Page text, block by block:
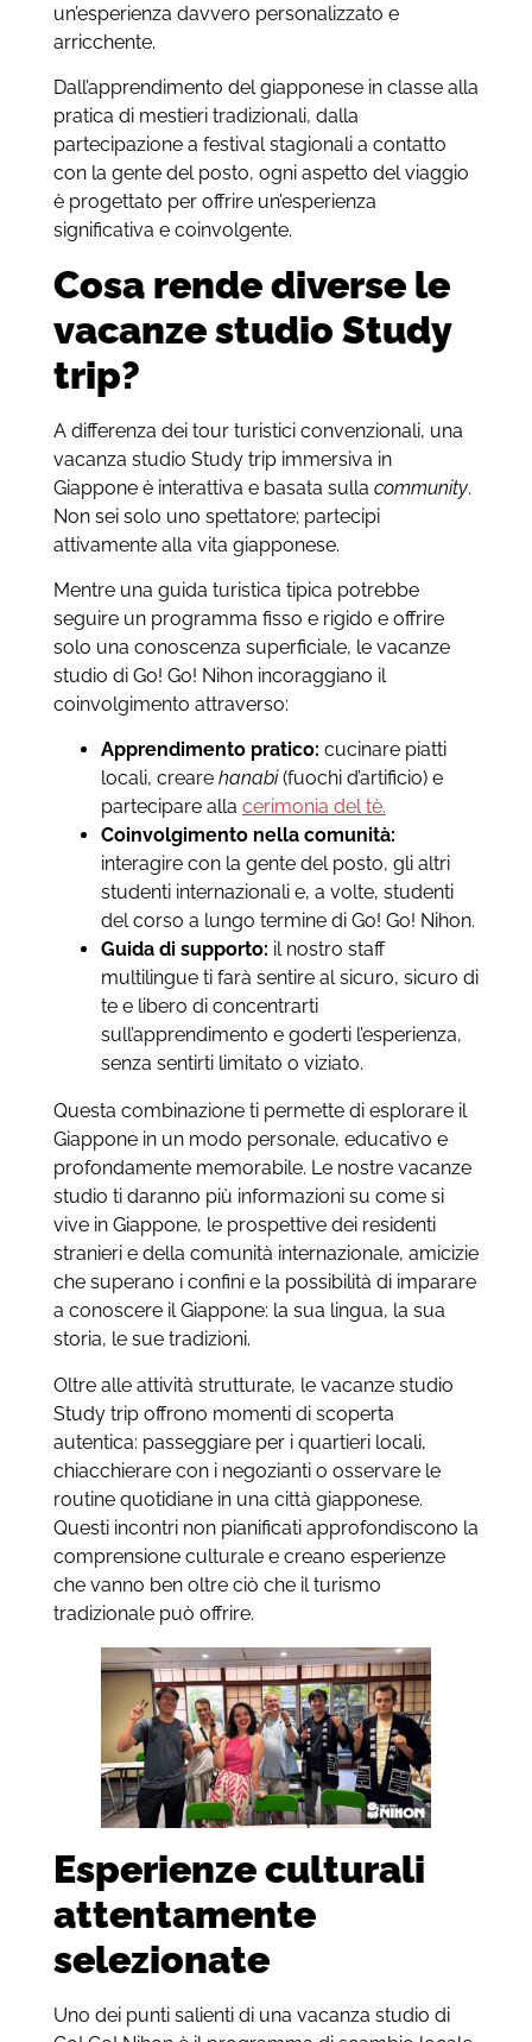
un’esperienza davvero personalizzato e
arricchente.
Dall’apprendimento del giapponese in classe alla
pratica di mestieri tradizionali, dalla
partecipazione a festival stagionali a contatto
con la gente del posto, ogni aspetto del viaggio
è progettato per offrire un’esperienza
significativa e coinvolgente.
Cosa rende diverse le
vacanze studio Study
trip?
A differenza dei tour turistici convenzionali, una
vacanza studio Study trip immersiva in
Giappone è interattiva e basata sulla community.
Non sei solo uno spettatore; partecipi
attivamente alla vita giapponese.
Mentre una guida turistica tipica potrebbe
seguire un programma fisso e rigido e offrire
solo una conoscenza superficiale, le vacanze
studio di Go! Go! Nihon incoraggiano il
coinvolgimento attraverso:
Apprendimento pratico: cucinare piatti
locali, creare hanabi(fuochi d’artificio) e
partecipare alla cerimonia del tè.
Coinvolgimento nella comunità:
interagire con la gente del posto, gli altri
studenti internazionali e, a volte, studenti
del corso a lungo termine di Go! Go! Nihon.
Guida di supporto: il nostro staff
multilingue ti farà sentire al sicuro, sicuro di
te e libero di concentrarti
sull’apprendimento e goderti l’esperienza,
senza sentirti limitato o viziato.
Questa combinazione ti permette di esplorare il
Giappone in un modo personale, educativo e
profondamente memorabile. Le nostre vacanze
studio ti daranno più informazioni su come si
vive in Giappone, le prospettive dei residenti
stranieri e della comunità internazionale, amicizie
che superano i confini e la possibilità di imparare
a conoscere il Giappone: la sua lingua, la sua
storia, le sue tradizioni.
Oltre alle attività strutturate, le vacanze studio
Study trip offrono momenti di scoperta
autentica: passeggiare per i quartieri locali,
chiacchierare con i negozianti o osservare le
routine quotidiane in una città giapponese.
Questi incontri non pianificati approfondiscono la
comprensione culturale e creano esperienze
che vanno ben oltre ciò che il turismo
tradizionale può offrire.
Esperienze culturali
attentamente
selezionate
Uno dei punti salienti di una vacanza studio di